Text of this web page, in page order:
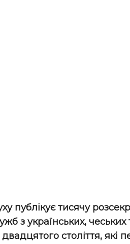
публікує тисячу
з українських, чеських
століття, які